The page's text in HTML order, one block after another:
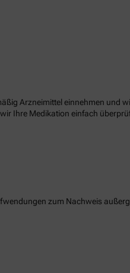
Arzneimittel einnehmen und
Ihre Medikation einfach
zum Nachweis